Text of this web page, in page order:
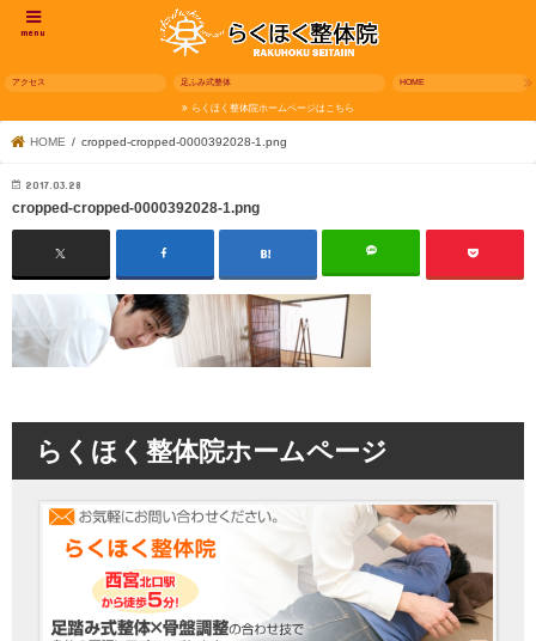
menu
アクセス 足ふみ式整体 HOME
らくほく整体院ホームページはこちら
HOME cropped-cropped-0000392028-1.png
2017.03.28
cropped-cropped-0000392028-1.png
らくほく整体院ホームページ